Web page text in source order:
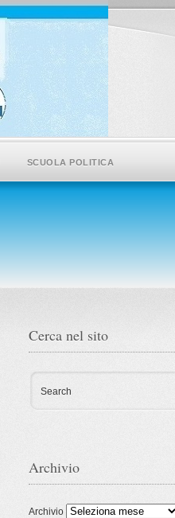
SCUOLA POLITICA
Cerca nel sito
Search
Archivio
Archivio